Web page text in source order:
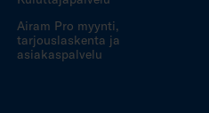
Airam Pro myynti,
tarjouslaskenta ja
asiakaspalvelu